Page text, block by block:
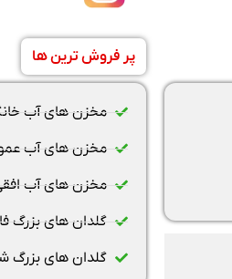
پر فروش ترین ها
مخزن های آب
مخزن های آب
مخزن های آب
گلدان های بزرگ
گلدان های بزرگ